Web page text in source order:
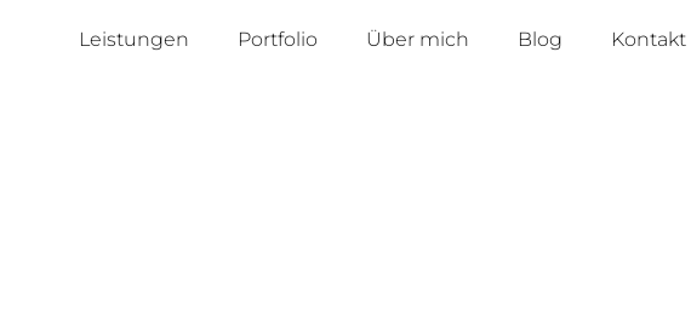
Leistungen Portfolio Über mich Blog Kontakt